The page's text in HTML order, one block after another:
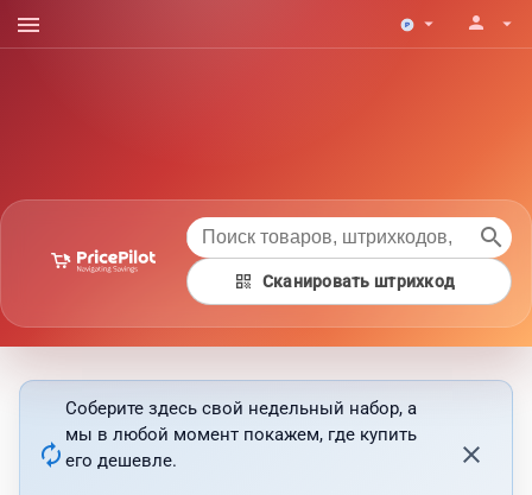
menu arrow_drop_down person arrow_drop_down
search
qr_code Сканировать штрихкод
autorenew
Соберите здесь свой недельный набор, а
мы в любой момент покажем, где купить
его дешевле.
close